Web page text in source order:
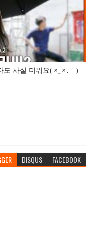
사실 더워요( × ̫ ×꒦꒷ )
DISQUS FACEBOOK